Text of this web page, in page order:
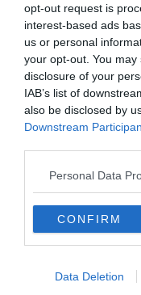
opt-out request is
interest-based ads
us or personal
your opt-out. You
disclosure of your
IAB’s list of
also be disclosed by
Downstream
Personal Data
CONFIRM
Data Deletion
kormánya